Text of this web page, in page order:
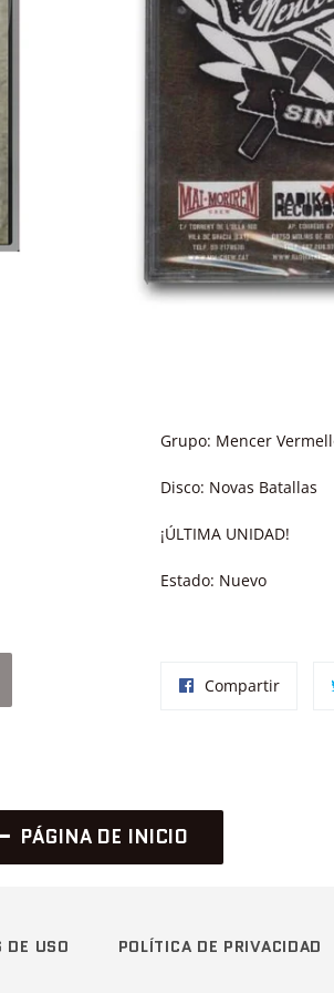
Grupo: Mencer
Disco: Novas Batallas
¡ÚLTIMA UNIDAD!
Estado: Nuevo
Compartir
PÁGINA DE INICIO
DE USO POLÍTICA DE PRIVACIDAD